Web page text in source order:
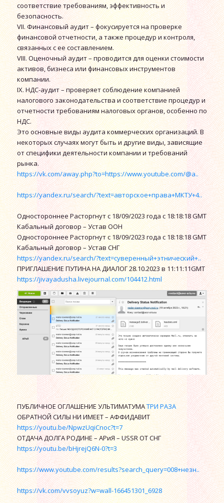
соответствие требованиям, эффективность и
безопасность.
VII. Финансовый аудит – фокусируется на проверке
финансовой отчетности, а также процедур и контроля,
связанных с ее составлением.
VIII. Оценочный аудит – проводится для оценки стоимости
активов, бизнеса или финансовых инструментов
компании.
IX. НДС-аудит – проверяет соблюдение компанией
налогового законодательства и соответствие процедур и
отчетности требованиям налоговых органов, особенно по
НДС.
Это основные виды аудита коммерческих организаций. В
некоторых случаях могут быть и другие виды, зависящие
от специфики деятельности компании и требований
рынка.
https://vk.com/away.php?to=https://www.youtube.com/@a..
https://yandex.ru/search/?text=авторское+права+МКТУ+4..
Одностороннее Расторгнут с 18/09/2023 года с 18:18:18 GMT
Кабальный договор – Устав ООН
Одностороннее Расторгнут с 18/09/2023 года с 18:18:18 GMT
Кабальный договор – Устав СНГ
https://yandex.ru/search/?text=суверенный+этнический+..
ПРИГЛАШЕНИЕ ПУТИНА НА ДИАЛОГ 28.10.2023 в 11:11:11GMT
https://jivayadusha.livejournal.com/104412.html
ПУБЛИЧНОЕ ОГЛАШЕНИЕ УЛЬТИМАТУМАТРИ РАЗА
ОБРАТНОЙ СИЛЫ НИ ИМЕЕТ – АФФИДАВИТ
https://youtu.be/NpwzUqiCnoc?t=7
ОТДАЧА ДОЛГА РОДИНЕ – АРиЯ – USSR ОТ СНГ
https://youtu.be/bHjrejQ6N-0?t=3
https://www.youtube.com/results?search_query=008+незн..
https://vk.com/vvsoyuz?w=wall-166451301_6928